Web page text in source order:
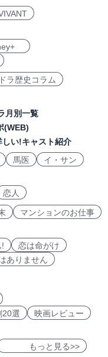
ラ歴史コラム
月別一覧
(WEB)
しい!キャスト紹介
馬医
イ・サン
恋人
マンションのお仕事
恋は命がけ
ありません
20選
映画レビュー
もっと見る>>